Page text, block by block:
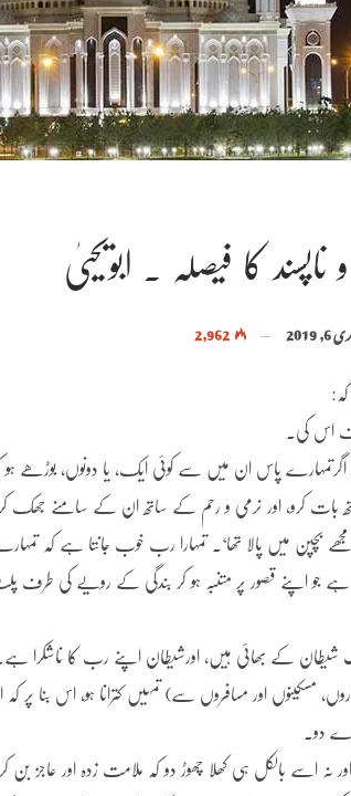
ناپسند کا فیصلہ ۔ ابویحییٰ
اس کی۔
پاس ان میں سے کوئی ایک، یا دونوں، بوڑھے ہو
کرو، اور نرمی و رحم کے ساتھ ان کے سامنے جھک کر
میں پالا تھا‘۔ تمہارا رب خوب جانتا ہے کہ تمہارے
جو اپنے قصور پر متنبہ ہو کر بندگی کے رویے کی طرف پلٹ
شیطان کے بھائی ہیں، اورشیطان اپنے رب کا ناشکرا ہے۔
مسکینوں اور مسافروں سے) تمہیں کترانا ہو، اس بنا پر
دو۔
اور نہ اسے بالکل ہی کھلا چھوڑ دو کہ ملامت زدہ اور